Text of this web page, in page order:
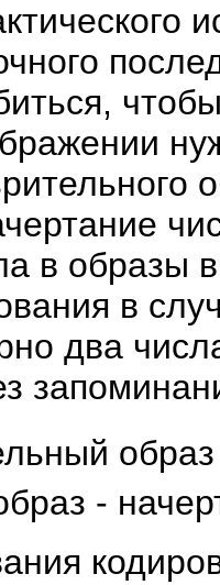
в образы
в
два
-